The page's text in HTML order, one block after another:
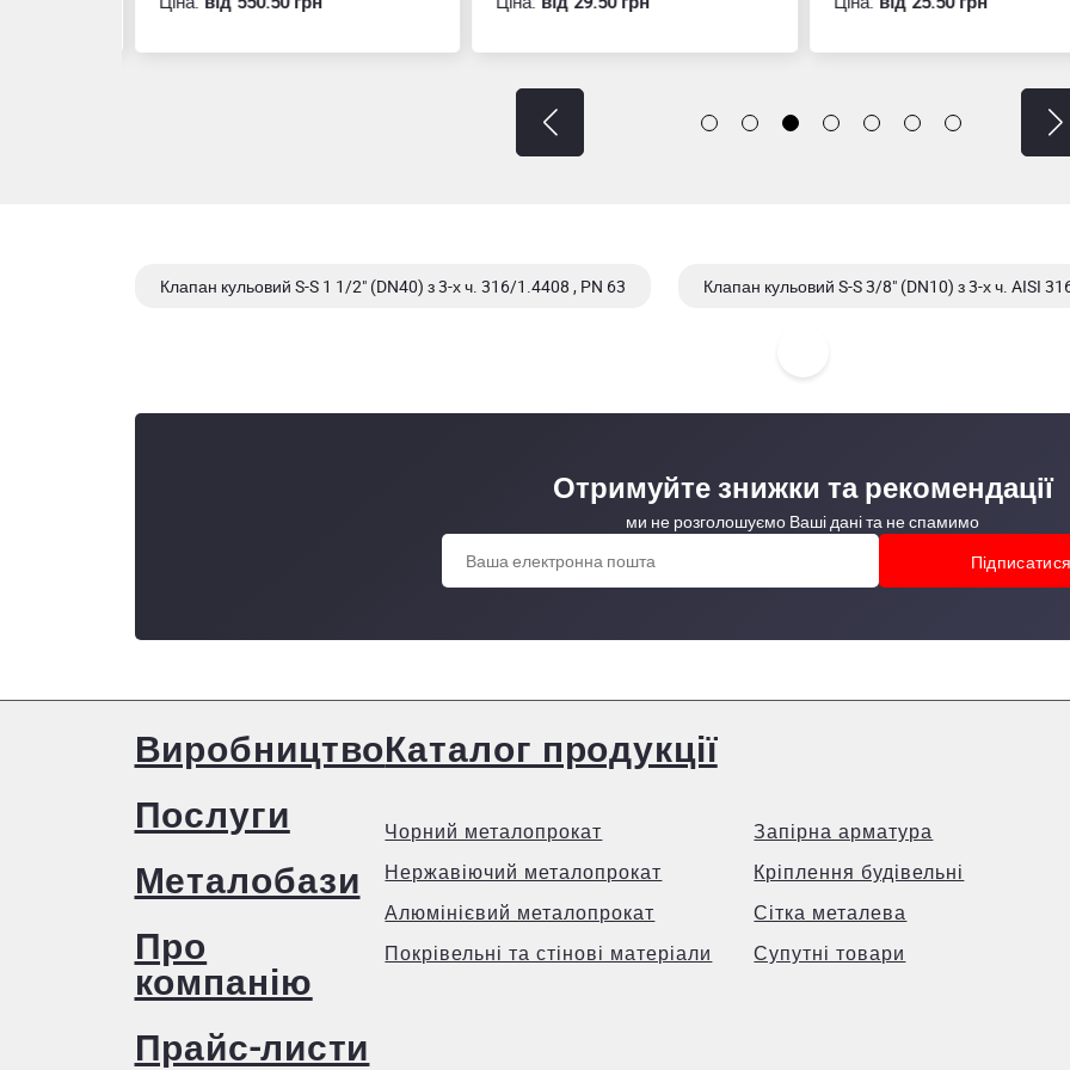
Клапан кульовий S-S 1 1/2" (DN40) з 3-х ч. 316/1.4408 , PN 63 Клапан кульовий S-S 3/8" (DN10) з 3-х ч. AISI
Отримуйте знижки та рекомендації
ми не розголошуємо Ваші дані та не спамимо
Виробництво
Послуги
Металобази
Про
компанію
Прайс-листи
Каталог продукції
Чорний металопрокат
Нержавіючий металопрокат
Алюмінієвий металопрокат
Покрівельні та стінові матеріали
Запірна арматура
Кріплення будівельні
Сітка металева
Супутні товари